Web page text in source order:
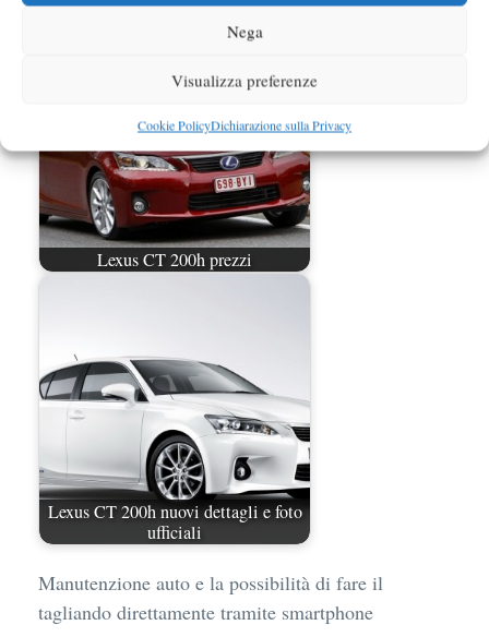
Nega
Visualizza preferenze
Cookie PolicyDichiarazione sulla Privacy
Lexus CT 200h prezzi
Lexus CT 200h nuovi dettagli e foto
ufficiali
Manutenzione auto e la possibilità di fare il
tagliando direttamente tramite smartphone